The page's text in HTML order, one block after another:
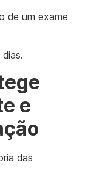
de um exame
e
das